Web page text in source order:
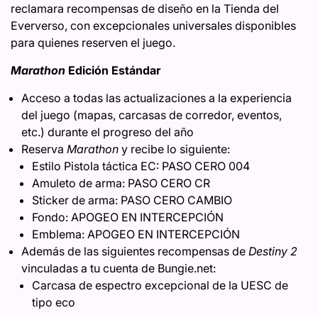
reclamara recompensas de diseño en la Tienda del
Eververso, con excepcionales universales disponibles
para quienes reserven el juego.
Marathon Edición Estándar
Acceso a todas las actualizaciones a la experiencia
del juego (mapas, carcasas de corredor, eventos,
etc.) durante el progreso del año
Reserva Marathon y recibe lo siguiente:
Estilo Pistola táctica EC: PASO CERO 004
Amuleto de arma: PASO CERO CR
Sticker de arma: PASO CERO CAMBIO
Fondo: APOGEO EN INTERCEPCIÓN
Emblema: APOGEO EN INTERCEPCIÓN
Además de las siguientes recompensas de Destiny 2
vinculadas a tu cuenta de Bungie.net:
Carcasa de espectro excepcional de la UESC de
tipo eco